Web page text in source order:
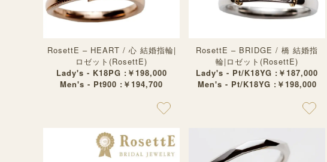
RosettE – HEART / 心 結婚指輪|
ロゼット(RosettE)
Lady's - K18PG :￥198,000
Men's - Pt900 :￥194,700
RosettE – BRIDGE / 橋 結婚指
輪|ロゼット(RosettE)
Lady's - Pt/K18YG :￥187,000
Men's - Pt/K18YG :￥198,000